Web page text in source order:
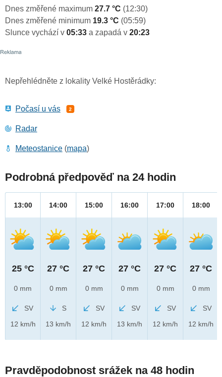
Dnes změřené maximum 27.7 °C (12:30)
Dnes změřené minimum 19.3 °C (05:59)
Slunce vychází v 05:33 a zapadá v 20:23
Nepřehlédněte z lokality Velké Hostěrádky:
Počasí u vás 2
Radar
Meteostanice (mapa)
Podrobná předpověď na 24 hodin
13:00
25 °C
0 mm
SV
12 km/h
14:00
27 °C
0 mm
S
13 km/h
15:00
27 °C
0 mm
SV
12 km/h
16:00
27 °C
0 mm
SV
13 km/h
17:00
27 °C
0 mm
SV
12 km/h
18:00
27 °C
0 mm
SV
12 km/h
Pravděpodobnost srážek na 48 hodin